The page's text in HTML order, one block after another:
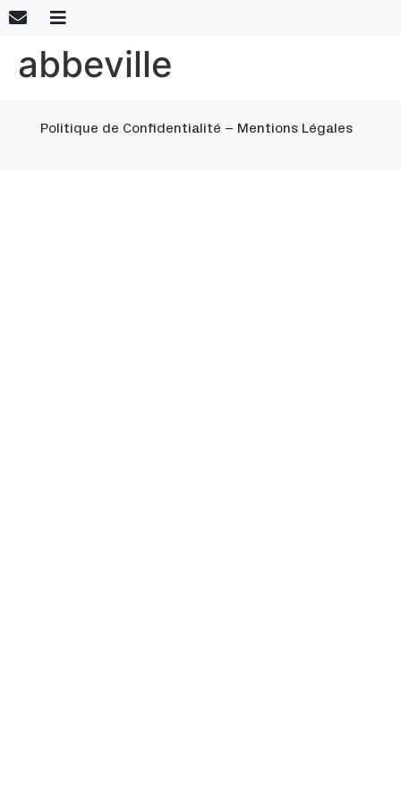
abbeville
Politique de Confidentialité – Mentions Légales